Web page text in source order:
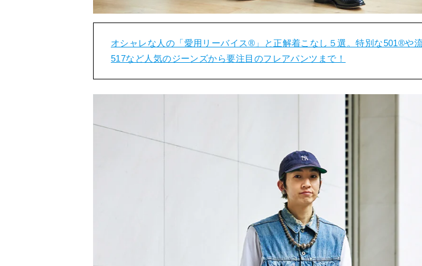
オシャレな人の「愛用リーバイス®︎」と正解着こなし５選。特別な501®︎や
517など人気のジーンズから要注目のフレアパンツまで！